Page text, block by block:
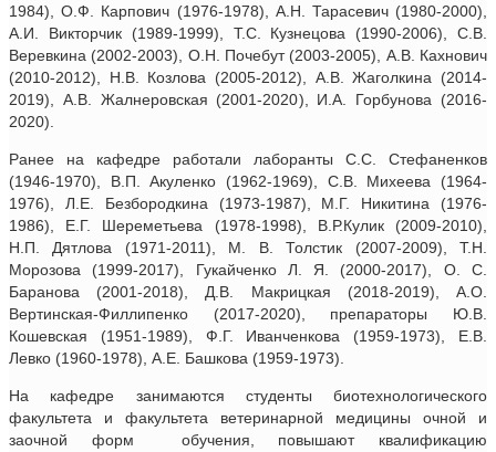
1984), О.Ф. Карпович (1976-1978), А.Н. Тарасевич (1980-2000),
А.И. Викторчик (1989-1999), Т.С. Кузнецова (1990-2006), С.В.
Веревкина (2002-2003), О.Н. Почебут (2003-2005), А.В. Кахнович
(2010-2012), Н.В. Козлова (2005-2012), А.В. Жаголкина (2014-
2019), А.В. Жалнеровская (2001-2020), И.А. Горбунова (2016-
2020).
Ранее на кафедре работали лаборанты С.С. Стефаненков
(1946-1970), В.П. Акуленко (1962-1969), С.В. Михеева (1964-
1976), Л.Е. Безбородкина (1973-1987), М.Г. Никитина (1976-
1986), Е.Г. Шереметьева (1978-1998), В.Р.Кулик (2009-2010),
Н.П. Дятлова (1971-2011), М. В. Толстик (2007-2009), Т.Н.
Морозова (1999-2017), Гукайченко Л. Я. (2000-2017), О. С.
Баранова (2001-2018), Д.В. Макрицкая (2018-2019), А.О.
Вертинская-Филлипенко (2017-2020), препараторы Ю.В.
Кошевская (1951-1989), Ф.Г. Иванченкова (1959-1973), Е.В.
Левко (1960-1978), А.Е. Башкова (1959-1973).
На кафедре занимаются студенты биотехнологического
факультета и факультета ветеринарной медицины очной и
заочной форм обучения, повышают квалификацию